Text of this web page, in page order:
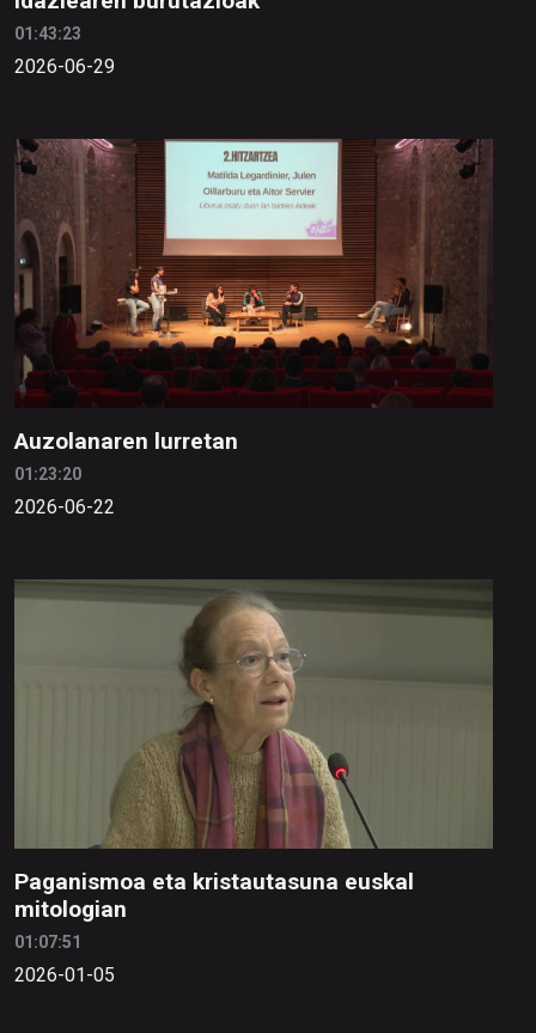
01:43:23
2026-06-29
Auzolanaren lurretan
01:23:20
2026-06-22
Paganismoa eta kristautasuna euskal
mitologian
01:07:51
2026-01-05